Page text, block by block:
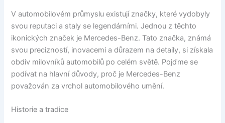
V automobilovém průmyslu existují značky, které vydobyly
svou reputaci a staly se legendárními. Jednou z těchto
ikonických značek je Mercedes-Benz. Tato značka, známá
svou precizností, inovacemi a důrazem na detaily, si získala
obdiv milovníků automobilů po celém světě. Pojďme se
podívat na hlavní důvody, proč je Mercedes-Benz
považován za vrchol automobilového umění.
Historie a tradice